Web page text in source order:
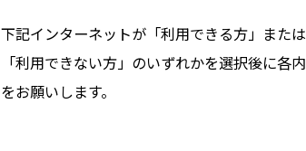
下記インターネットが「利用できる方」また
「利用できない方」のいずれかを選択後に各
をお願いします。